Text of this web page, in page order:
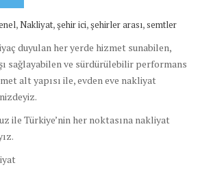
,Nakliyat,şehir ici,şehirler arası,semtler
duyulan her yerde hizmet sunabilen,
sağlayabilen ve sürdürülebilir performans
alt yapısı ile, evden eve nakliyat
ile Türkiye’nin her noktasına nakliyat